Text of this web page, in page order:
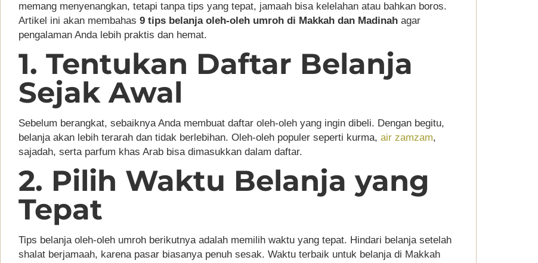
memang menyenangkan, tetapi tanpa tips yang tepat, jamaah bisa kelelahan atau bahkan boros.
Artikel ini akan membahas 9 tips belanja oleh-oleh umroh di Makkah dan Madinah agar
pengalaman Anda lebih praktis dan hemat.
1. Tentukan Daftar Belanja
Sejak Awal
Sebelum berangkat, sebaiknya Anda membuat daftar oleh-oleh yang ingin dibeli. Dengan begitu,
belanja akan lebih terarah dan tidak berlebihan. Oleh-oleh populer seperti kurma, air zamzam,
sajadah, serta parfum khas Arab bisa dimasukkan dalam daftar.
2. Pilih Waktu Belanja yang
Tepat
Tips belanja oleh-oleh umroh berikutnya adalah memilih waktu yang tepat. Hindari belanja setelah
shalat berjamaah, karena pasar biasanya penuh sesak. Waktu terbaik untuk belanja di Makkah